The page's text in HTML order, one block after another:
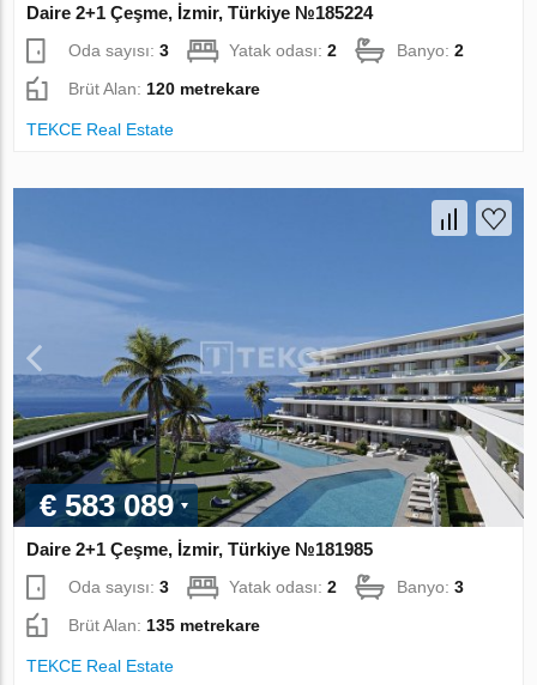
Daire 2+1 Çeşme, İzmir, Türkiye №185224
Oda sayısı:3 Yatak odası:2 Banyo:2
Brüt Alan: 120 metrekare
TEKCE Real Estate
€ 583 089
Daire 2+1 Çeşme, İzmir, Türkiye №181985
Oda sayısı:3 Yatak odası:2 Banyo:3
Brüt Alan:135 metrekare
TEKCE Real Estate